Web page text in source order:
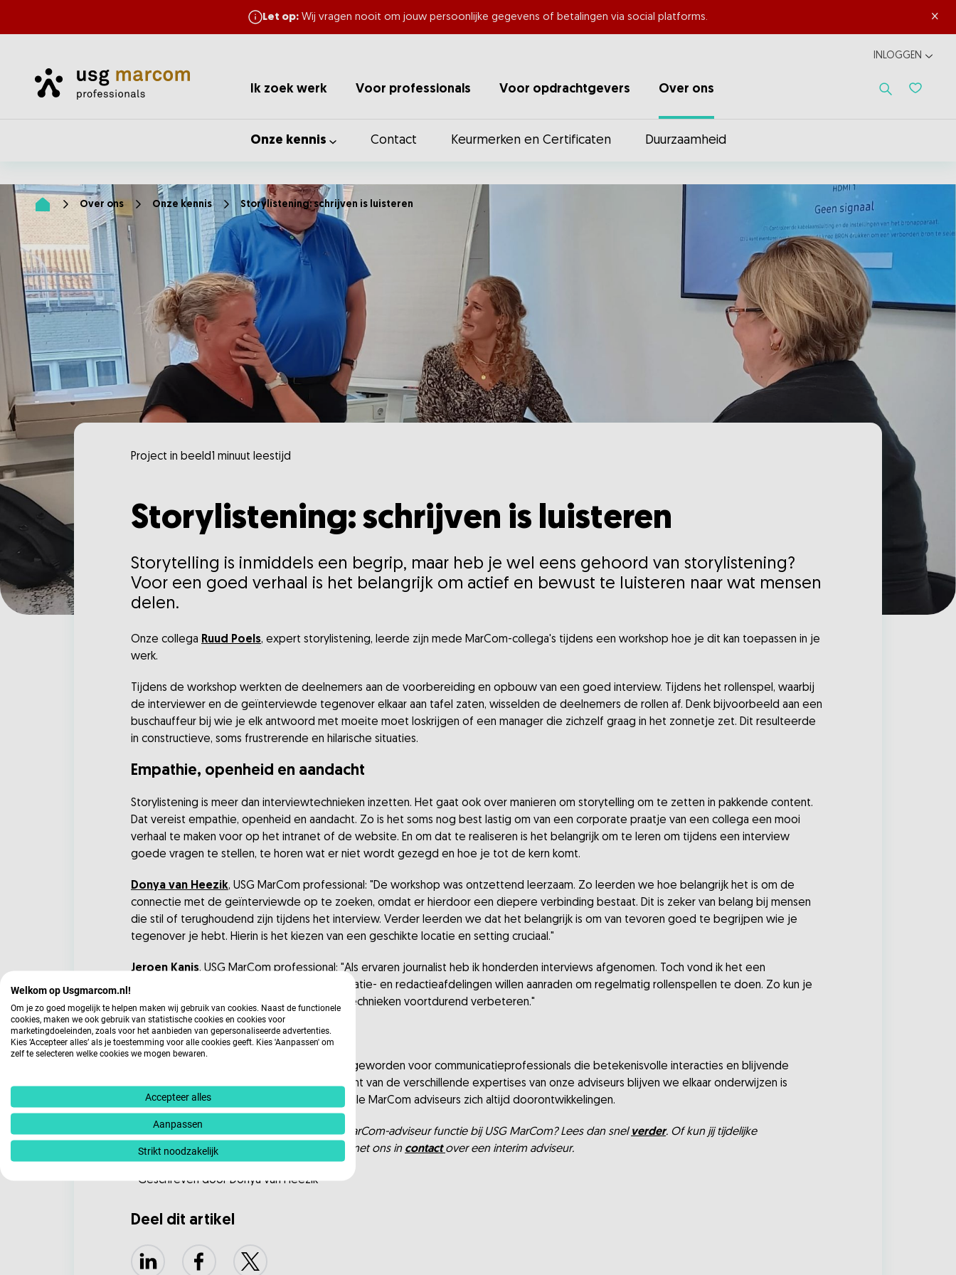
×
Let op: Wij vragen nooit om jouw persoonlijke gegevens of betalingen via social platforms.
Home
Ik zoek werk Voor professionals Voor opdrachtgevers Over ons
INLOGGEN
Onze kennis Contact Keurmerken en Certificaten Duurzaamheid
Home
Over ons Onze kennis Storylistening: schrijven is luisteren
Project in beeld 1 minuut leestijd
Storylistening: schrijven is luisteren
Storytelling is inmiddels een begrip, maar heb je wel eens gehoord van storylistening?
Voor een goed verhaal is het belangrijk om actief en bewust te luisteren naar wat mensen
delen.
Onze collega Ruud Poels, expert storylistening, leerde zijn mede MarCom-collega's tijdens een workshop hoe je dit kan toepassen in je
werk.
Tijdens de workshop werkten de deelnemers aan de voorbereiding en opbouw van een goed interview. Tijdens het rollenspel, waarbij
de interviewer en de geïnterviewde tegenover elkaar aan tafel zaten, wisselden de deelnemers de rollen af. Denk bijvoorbeeld aan een
buschauffeur bij wie je elk antwoord met moeite moet loskrijgen of een manager die zichzelf graag in het zonnetje zet. Dit resulteerde
in constructieve, soms frustrerende en hilarische situaties.
Empathie, openheid en aandacht
Storylistening is meer dan interviewtechnieken inzetten. Het gaat ook over manieren om storytelling om te zetten in pakkende content.
Dat vereist empathie, openheid en aandacht. Zo is het soms nog best lastig om van een corporate praatje van een collega een mooi
verhaal te maken voor op het intranet of de website. En om dat te realiseren is het belangrijk om te leren om tijdens een interview
goede vragen te stellen, te horen wat er niet wordt gezegd en hoe je tot de kern komt.
Donya van Heezik, USG MarCom professional: "De workshop was ontzettend leerzaam. Zo leerden we hoe belangrijk het is om de
connectie met de geïnterviewde op te zoeken, omdat er hierdoor een diepere verbinding bestaat. Dit is zeker van belang bij mensen
die stil of terughoudend zijn tijdens het interview. Verder leerden we dat het belangrijk is om van tevoren goed te begrijpen wie je
tegenover je hebt. Hierin is het kiezen van een geschikte locatie en setting cruciaal."
Jeroen Kanis, USG MarCom professional: "Als ervaren journalist heb ik honderden interviews afgenomen. Toch vond ik het een
verfrissende workshop. Ik zou alle communicatie- en redactieafdelingen willen aanraden om regelmatig rollenspellen te doen. Zo kun je
met feedback van anderen jouw interviewtechnieken voortdurend verbeteren."
Opleidingen bij USG MarCom
Storylistening is een onmisbare vaardigheid geworden voor communicatieprofessionals die betekenisvolle interacties en blijvende
betrokkenheid willen bereiken. Door de kracht van de verschillende expertises van onze adviseurs blijven we elkaar onderwijzen is
nieuwe en bestaande tactieken. Zo blijven alle MarCom adviseurs zich altijd doorontwikkelingen.
Wil je meer weten over de inhoud van de MarCom-adviseur functie bij USG MarCom? Lees dan snel verder. Of kun jij tijdelijke
ondersteuning jouw team gebruiken? Kom met ons in contactover een interim adviseur.
- Geschreven door Donya van Heezik
Deel dit artikel
LinkedIn FacebookX
Welkom op Usgmarcom.nl!
Om je zo goed mogelijk te helpen maken wij gebruik van cookies. Naast de functionele
cookies, maken we ook gebruik van statistische cookies en cookies voor
marketingdoeleinden, zoals voor het aanbieden van gepersonaliseerde advertenties.
Kies ‘Accepteer alles’ als je toestemming voor alle cookies geeft. Kies 'Aanpassen' om
zelf te selecteren welke cookies we mogen bewaren.
Accepteer alles
Aanpassen
Strikt noodzakelijk